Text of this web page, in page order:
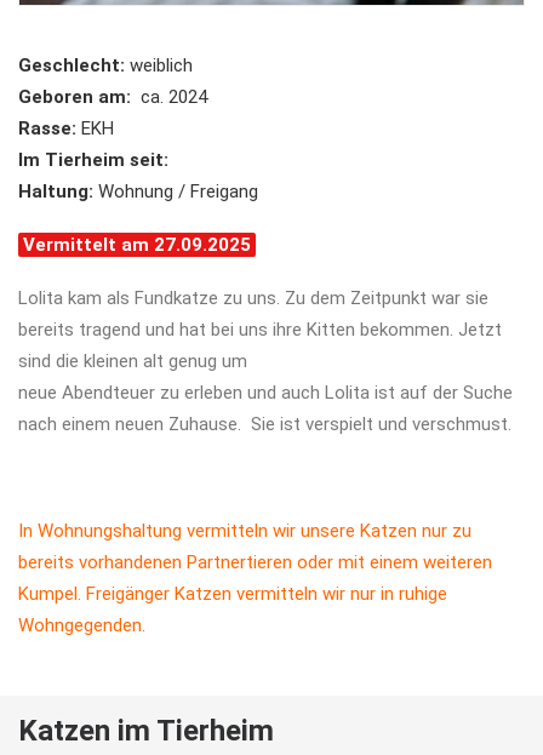
Geschlecht: weiblich
Geboren am: ca. 2024
Rasse: EKH
Im Tierheim seit:
Haltung: Wohnung / Freigang
Vermittelt am 27.09.2025
Lolita kam als Fundkatze zu uns. Zu dem Zeitpunkt war sie
bereits tragend und hat bei uns ihre Kitten bekommen. Jetzt
sind die kleinen alt genug um
neue Abendteuer zu erleben und auch Lolita ist auf der Suche
nach einem neuen Zuhause. Sie ist verspielt und verschmust.
In Wohnungshaltung vermitteln wir unsere Katzen nur zu
bereits vorhandenen Partnertieren oder mit einem weiteren
Kumpel. Freigänger Katzen vermitteln wir nur in ruhige
Wohngegenden.
Katzen im Tierheim